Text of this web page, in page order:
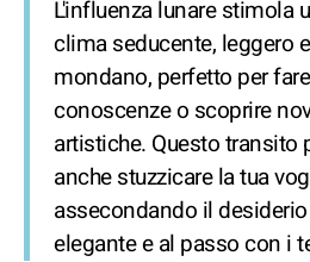
L'influenza lunare stimola
clima seducente, leggero e
mondano, perfetto per fare
conoscenze o scoprire
artistiche. Questo transito
anche stuzzicare la tua
assecondando il
elegante e al passo con i